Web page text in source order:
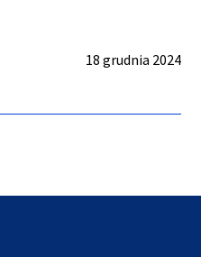
18 grudnia 2024